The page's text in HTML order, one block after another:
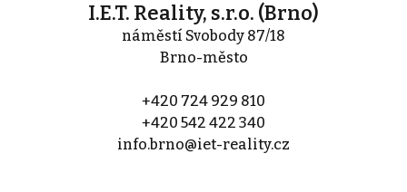
I.E.T. Reality, s.r.o. (Brno)
náměstí Svobody 87/18
Brno-město
+420 724 929 810
+420 542 422 340
info.brno@iet-reality.cz